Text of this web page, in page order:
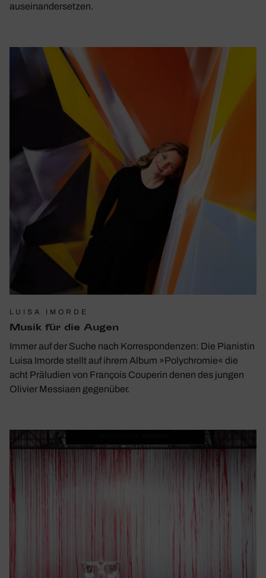
auseinandersetzen.
LUISA IMORDE
Musik für die Augen
Immer auf der Suche nach Korrespondenzen: Die Pianistin
Luisa Imorde stellt auf ihrem Album »Polychromie« die
acht Präludien von François Couperin denen des jungen
Olivier Messiaen gegenüber.